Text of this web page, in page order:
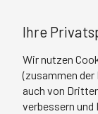
Ihre
Wir nutzen
(zusammen der
auch von
verbessern und